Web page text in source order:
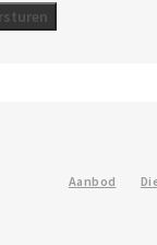
Aanbod